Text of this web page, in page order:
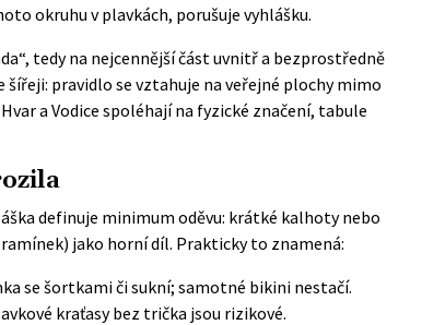
okruhu v plavkách, porušuje vyhlášku.
tedy na nejcennější část uvnitř a bezprostředně
pravidlo se vztahuje na veřejné plochy mimo
a Vodice spoléhají na fyzické značení, tabule
definuje minimum oděvu: krátké kalhoty nebo
jako horní díl. Prakticky to znamená:
se šortkami či sukní; samotné bikini nestačí.
kraťasy bez trička jsou rizikové.